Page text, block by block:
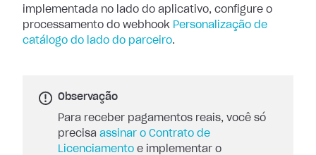
implementada no lado do aplicativo, configure o
processamento do webhook Personalização de
catálogo do lado do parceiro.
Observação
Para receber pagamentos reais, você só
precisa assinar o Contrato de
Licenciamento e implementar o